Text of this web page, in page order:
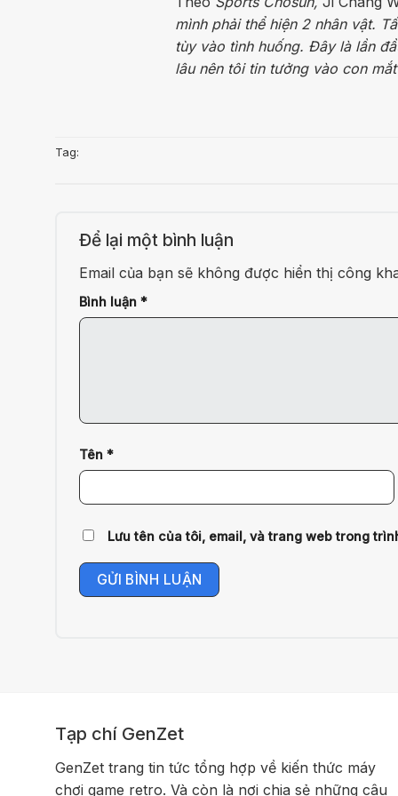
mình phải thể hiện 2 nhân vật.
tùy vào tình huống. Đây là lần
lâu nên tôi tin tưởng vào con
Tag:
Để lại một bình luận
Email của bạn sẽ không được hiển thị công
Bình luận *
Tên *
Lưu tên của tôi, email, và trang web trong
Tạp chí GenZet
GenZet trang tin tức tổng hợp về kiến thức máy
chơi game retro. Và còn là nơi chia sẻ những câu